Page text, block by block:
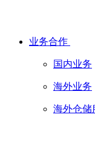
业务合作
国内业务
海外业务
海外仓储